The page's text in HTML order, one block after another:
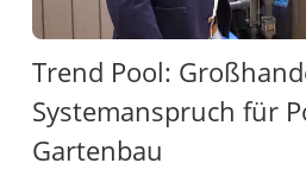
Trend Pool:
Systemanspruch für
Gartenbau